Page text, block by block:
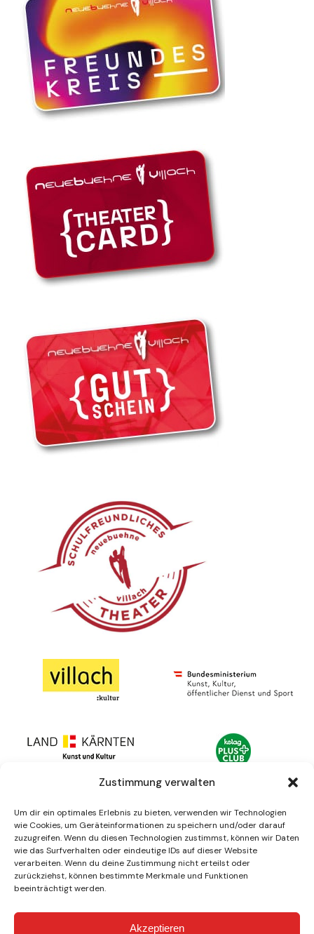
Zustimmung verwalten
Um dir ein optimales Erlebnis zu bieten, verwenden wir Technologien
wie Cookies, um Geräteinformationen zu speichern und/oder darauf
zuzugreifen. Wenn du diesen Technologien zustimmst, können wir Daten
wie das Surfverhalten oder eindeutige IDs auf dieser Website
verarbeiten. Wenn du deine Zustimmung nicht erteilst oder
zurückziehst, können bestimmte Merkmale und Funktionen
beeinträchtigt werden.
Akzeptieren